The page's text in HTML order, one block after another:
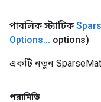
পাবলিক স্ট্যাটিক
Options... options)
একটি নতুন
পরামিতি